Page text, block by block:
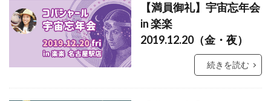
【満員御礼】宇宙忘年会
in 楽楽
2019.12.20（金・夜）
続きを読む
メッセージ
ヨガ
リトリート
ワンネス
ヴィーガン 健康
動画
友人
合宿 名古屋 地底人
子供
愛